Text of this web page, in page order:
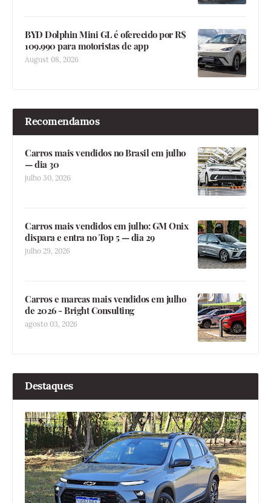
BYD Dolphin Mini GL é oferecido por R$
109.990 para motoristas de app
August 08, 2026
Recomendamos
Carros mais vendidos no Brasil em julho
— dia 30
julho 30, 2026
Carros mais vendidos em julho: GM Onix
dispara e entra no Top 5 — dia 29
julho 29, 2026
Carros e marcas mais vendidos em julho
de 2026 - Bright Consulting
agosto 03, 2026
Destaques